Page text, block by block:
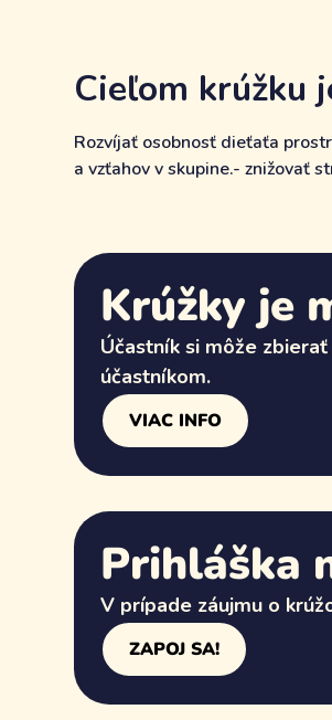
Cieľom krúžku
Rozvíjať osobnosť dieťaťa
a vzťahov v skupine.- znižovať
Krúžky je
Účastník si môže
účastníkom.
VIAC INFO
Prihláška
V prípade záujmu o
ZAPOJ SA!